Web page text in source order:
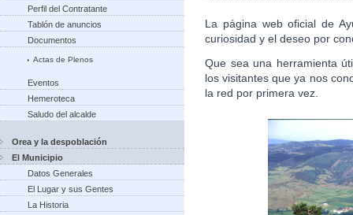
Perfil del Contratante
Tablón de anuncios
Documentos
Actas de Plenos
Eventos
Hemeroteca
Saludo del alcalde
Orea y la despoblación
El Municipio
Datos Generales
El Lugar y sus Gentes
La Historia
La página web oficial de
curiosidad y el deseo por
Que sea una herramienta
los visitantes que ya nos
la red por primera vez.